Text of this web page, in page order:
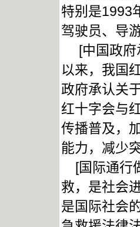
特别是1993
驾驶员、导
[中国政府
以来，我国
政府承认关
红十字会与
传播普及，
能力，减少
[国际通行
救，是社会
是国际社会